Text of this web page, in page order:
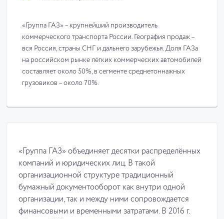
«Группа ГАЗ» – крупнейший производитель
коммерческого транспорта России. География продаж –
вся Россия, страны СНГ и дальнего зарубежья. Доля ГАЗа
на российском рынке лёгких коммерческих автомобилей
составляет около 50%, в сегменте среднетоннажных
грузовиков – около 70%.
«Группа ГАЗ» объединяет десятки распределённых
компаний и юридических лиц. В такой
организационной структуре традиционный
бумажный документооборот как внутри одной
организации, так и между ними сопровождается
финансовыми и временными затратами. В 2016 г.